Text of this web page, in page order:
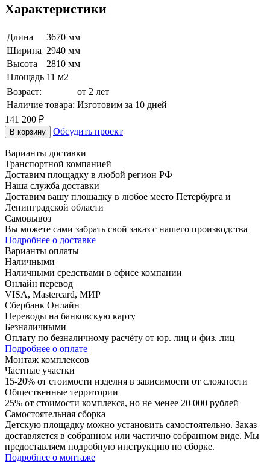
Характеристики
Длина
3670 мм
Ширина 2940 мм
Высота
2810 мм
Площадь 11 м2
Возраст:
от 2 лет
Наличие товара: Изготовим за 10 дней
141 200 ₽
В корзину Обсудить проект
Варианты доставки
Транспортной компанией
Доставим площадку в любой регион РФ
Наша служба доставки
Доставим вашу площадку в любое место Петербурга и
Ленинградской области
Самовывоз
Вы можете сами забрать свой заказ с нашего производства
Подробнее о доставке
Варианты оплаты
Наличными
Наличными средствами в офисе компании
Онлайн перевод
VISA, Mastercard, МИР
Сбербанк Онлайн
Переводы на банковскую карту
Безналичными
Оплату по безналичному расчёту от юр. лиц и физ. лиц
Подробнее о оплате
Монтаж комплексов
Частные участки
15-20% от стоимости изделия в зависимости от сложности
Общественные территории
25% от стоимости комплекса, но не менее 20 000 рублей
Самостоятельная сборка
Детскую площадку можно установить самостоятельно. Заказ
доставляется в собранном или частично собранном виде. Мы
предоставляем подробную инструкцию по сборке.
Подробнее о монтаже